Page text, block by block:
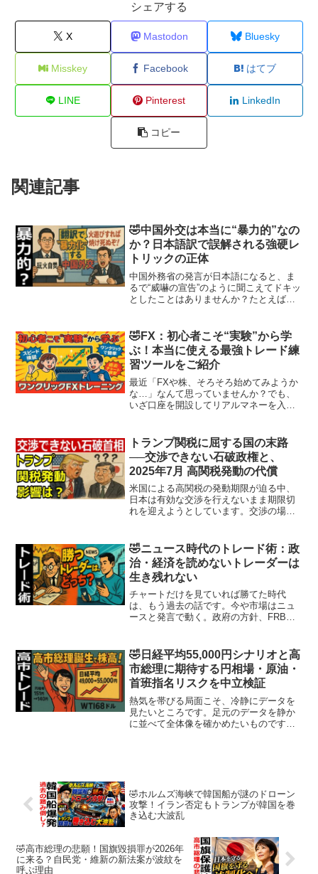
シェアする
X Mastodon Bluesky
Misskey Facebook はてブ
LINE Pinterest LinkedIn
コピー
関連記事
🤣中国外交は本当に“暴力的”なの
か？日本語訳で誤解される強硬レ
トリックの正体
中国外務省の発言が日本語になると、ま
るで“威嚇の宣告”のように聞こえてドキッ
としたことはありませんか？たとえば
語は、日本語としては強烈で威圧的に響
きます。しかし、本当に...
🤣FX：初心者こそ“実験”から学
ぶ！本当に使える最強トレード練
習ツールをご紹介
最近「FXや株、そろそろ始めてみようか
な…」なんて思っていませんか？でも、
いざ口座を開設してリアルマネーを入れ
ね。実はこれ、珍しいことではなくて、
むしろ“典型的”な初心...
トランプ関税に屈する国の末路
──交渉できない石破政権と、
2025年7月 高関税発動の代償
米国による高関税の発動期限が迫る中、
日本は有効な交渉を行えないまま期限切
れを迎えようとしています。交渉の場は
自ら放棄したようにも見えます。その結
果、日本経済と外交に深刻...
🤣ニュース時代のトレード術：政
治・経済を読めないトレーダーは
生き残れない
チャートだけを見ていれば勝てた時代
は、もう過去の話です。今や市場はニュ
ースと発言で動く。政府の方針、FRBの
追わずにトレードするのは、羅針盤を持
たずに荒海に出るようなも...
🤣日経平均55,000円シナリオと高
市総理に期待する円相場・原油・
首班指名リスクを中立検証
熱気を帯びる局面こそ、冷静にデータを
見たいところです。足元のデータを静か
に並べて全体像を確かめたいものです。
🤣ホルムズ海峡で韓国船が謎のドローン
攻撃！イラン否定もトランプが韓国を巻
き込む大波乱
🤣高市総理の悲願！国旗毀損罪が2026年
に来る？自民党・維新の新法案が波紋を
呼ぶ理由